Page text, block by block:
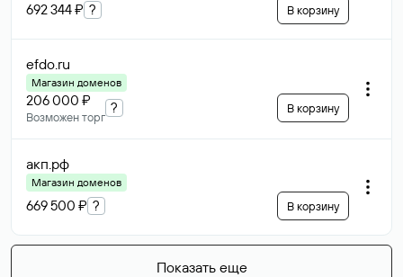
692 344 ₽ ? В корзину
efdo.ru
Магазин доменов
206 000 ₽
Возможен торг
? В корзину
акп.рф
Магазин доменов
669 500 ₽ ? В корзину
Показать еще